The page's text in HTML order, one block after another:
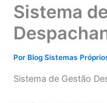
Sistema
Por Blog Sistemas
Sistema de Gestão